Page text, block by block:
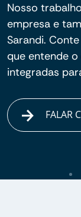
Nosso
empresa e
Sarandi.
que entende
integradas
FALAR